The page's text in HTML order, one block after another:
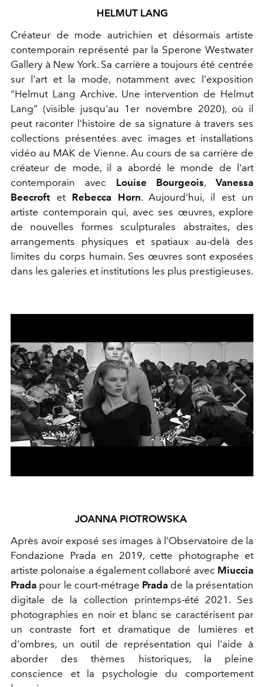
HELMUT LANG
Créateur de mode autrichien et désormais artiste
contemporain représenté par la Sperone Westwater
Gallery à New York. Sa carrière a toujours été centrée
sur l'art et la mode, notamment avec l'exposition
“Helmut Lang Archive. Une intervention de Helmut
Lang” (visible jusqu'au 1er novembre 2020), où il
peut raconter l'histoire de sa signature à travers ses
collections présentées avec images et installations
vidéo au MAK de Vienne. Au cours de sa carrière de
créateur de mode, il a abordé le monde de l'art
contemporain avec Louise Bourgeois, Vanessa
Beecroft et Rebecca Horn. Aujourd'hui, il est un
artiste contemporain qui, avec ses œuvres, explore
de nouvelles formes sculpturales abstraites, des
arrangements physiques et spatiaux au-delà des
limites du corps humain. Ses œuvres sont exposées
dans les galeries et institutions les plus prestigieuses.
JOANNA PIOTROWSKA
Après avoir exposé ses images à l'Observatoire de la
Fondazione Prada en 2019, cette photographe et
artiste polonaise a également collaboré avec Miuccia
Prada pour le court-métrage Prada de la présentation
digitale de la collection printemps-été 2021. Ses
photographies en noir et blanc se caractérisent par
un contraste fort et dramatique de lumières et
d'ombres, un outil de représentation qui l'aide à
aborder des thèmes historiques, la pleine
conscience et la psychologie du comportement